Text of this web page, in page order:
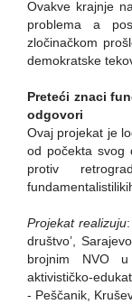
Ovakve krajnje
problema a
zločinačkom
demokratske
Preteći znaci
odgovori
Ovaj projekat je
od počekta svog
protiv
Projekat realizuju
društvo’,
brojnim NVO
aktivističko-
- Peščanik,